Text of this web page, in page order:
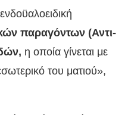
παραγόντων (Αντι-
η οποία γίνεται με
του ματιού»,